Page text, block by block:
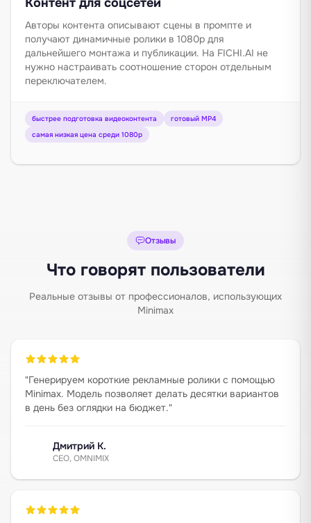
Авторы контента описывают сцены в промпте и
получают динамичные ролики в 1080p для
дальнейшего монтажа и публикации. На FICHI.AI не
нужно настраивать соотношение сторон отдельным
переключателем.
быстрее подготовка видеоконтента
готовый MP4
самая низкая цена среди 1080p
Отзывы
Что говорят пользователи
Реальные отзывы от профессионалов, использующих
Minimax
"Генерируем короткие рекламные ролики с помощью
Minimax. Модель позволяет делать десятки вариантов
в день без оглядки на бюджет."
Дмитрий К.
CEO, OMNIMIX